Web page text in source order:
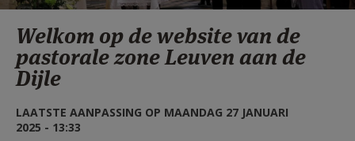
MIJN PAROCHIE
AANMELDEN OF REGISTREREN
Welkom op de website van de
pastorale zone Leuven aan de
Dijle
LAATSTE AANPASSING OP MAANDAG 27 JANUARI
2025 - 13:33